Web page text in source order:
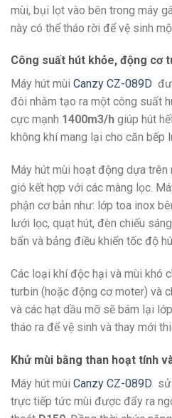
mùi, bụi lọt vào bên trong máy
này có thể tháo rời để vệ sinh
Công suất hút khỏe, động cơ
Máy hút mùi Canzy CZ-089D
đôi nhằm tạo ra một công suất
cực mạnh 1400m3/h giúp hút
không khí mang lại cho căn bếp
Máy hút mùi hoạt động dựa
gió kết hợp với các màng lọc.
phận cơ bản như: lớp toa inox
lưới lọc, quạt hút, đèn chiếu
bẩn và bảng điều khiển tốc độ
Các loại khí độc hại và mùi khó
turbin (hoặc động cơ moter) và
và các hạt dầu mỡ sẽ bám lại
tháo ra để vệ sinh và thay mới
Khử mùi bằng than hoạt tính
Máy hút mùi Canzy CZ-089D
trực tiếp tức mùi được đẩy ra